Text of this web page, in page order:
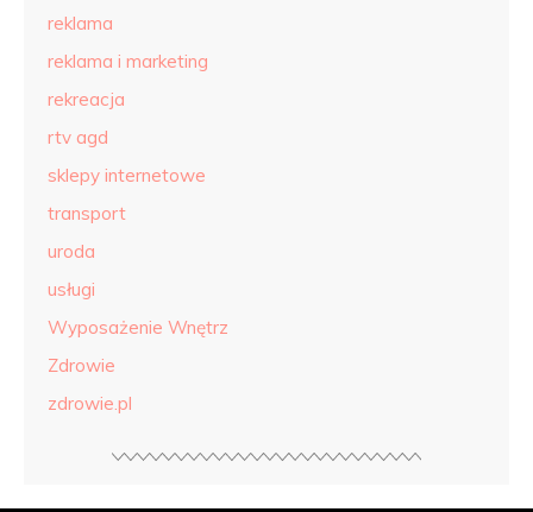
reklama
reklama i marketing
rekreacja
rtv agd
sklepy internetowe
transport
uroda
usługi
Wyposażenie Wnętrz
Zdrowie
zdrowie.pl